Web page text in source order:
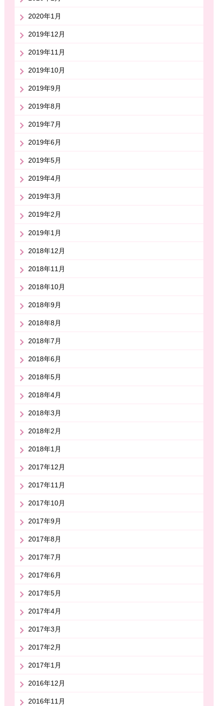
2020年1月
2019年12月
2019年11月
2019年10月
2019年9月
2019年8月
2019年7月
2019年6月
2019年5月
2019年4月
2019年3月
2019年2月
2019年1月
2018年12月
2018年11月
2018年10月
2018年9月
2018年8月
2018年7月
2018年6月
2018年5月
2018年4月
2018年3月
2018年2月
2018年1月
2017年12月
2017年11月
2017年10月
2017年9月
2017年8月
2017年7月
2017年6月
2017年5月
2017年4月
2017年3月
2017年2月
2017年1月
2016年12月
2016年11月